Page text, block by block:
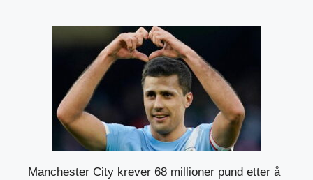
Manchester City krever 68 millioner pund etter å